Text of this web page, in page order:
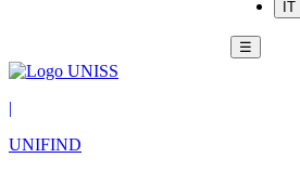
IT
☰
|
UNIFIND